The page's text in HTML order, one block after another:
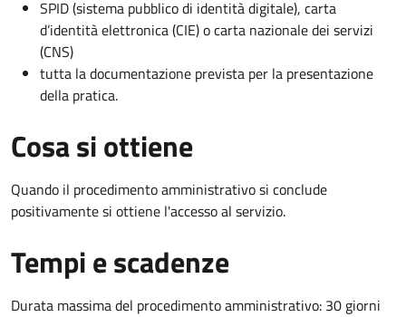
SPID (sistema pubblico di identità digitale), carta
d’identità elettronica (CIE) o carta nazionale dei servizi
(CNS)
tutta la documentazione prevista per la presentazione
della pratica.
Cosa si ottiene
Quando il procedimento amministrativo si conclude
positivamente si ottiene l'accesso al servizio.
Tempi e scadenze
Durata massima del procedimento amministrativo: 30 giorni